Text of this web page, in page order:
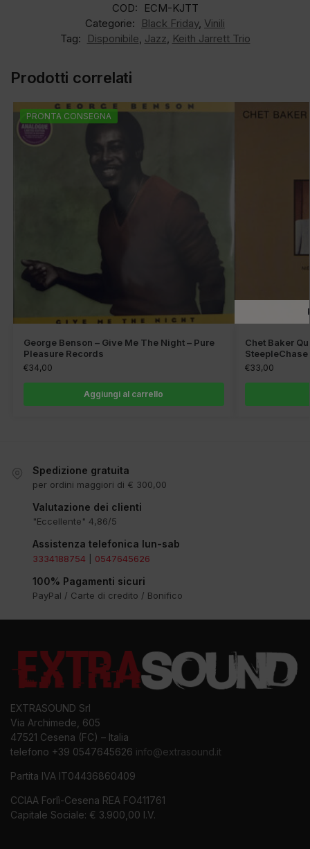
COD:
ECM-KJTT
Categorie:
Black Friday, Vinili
Tag:
Disponibile Jazz Keith Jarrett Trio
Prodotti correlati
PRONTA CONSEGNA
George Benson – Give Me The Night – Pure
Pleasure Records
€34,00
Aggiungi al carrello
Chet Baker
€33,00
Spedizione gratuita
per ordini maggiori di € 300,00
Valutazione dei clienti
"Eccellente" 4,86/5
Assistenza telefonica lun-sab
3334188754 0547645626
100% Pagamenti sicuri
PayPal / Carte di credito / Bonifico
EXTRASOUND Srl
Via Archimede, 605
47521 Cesena (FC) – Italia
telefono +39 0547645626 info@extrasound.it
Partita IVA IT04436860409
CCIAA Forlì-Cesena REA FO411761
Capitale Sociale: € 3.900,00 I.V.